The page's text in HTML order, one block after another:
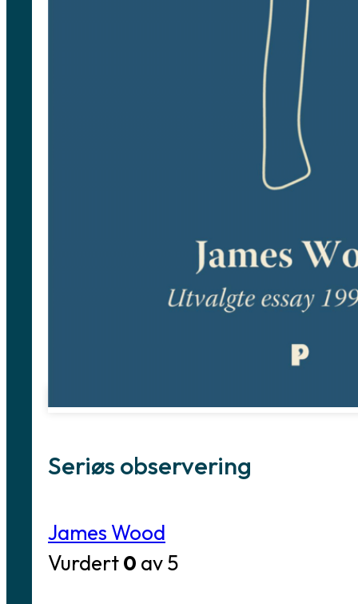
Seriøs observering
James Wood
Vurdert0 av 5